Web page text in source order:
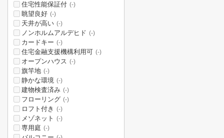
住宅性能保証付 (-)
眺望良好 (-)
天井が高い (-)
ノンホルムアルデヒド (-)
カードキー (-)
住宅金融支援機構利用可 (-)
オープンハウス (-)
旗竿地 (-)
静かな環境 (-)
建物検査済み (-)
フローリング (-)
ロフト付き (-)
メゾネット (-)
専用庭 (-)